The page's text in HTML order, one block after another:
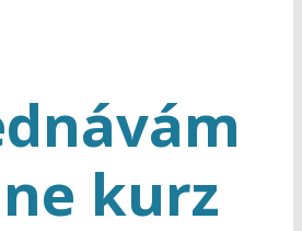
kurz